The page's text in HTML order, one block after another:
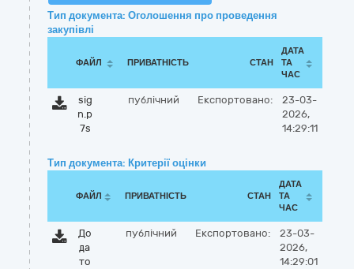
Тип документа: Оголошення про проведення
закупівлі
ФАЙЛ ПРИВАТНІСТЬ СТАН
ДАТА
ТА
ЧАС
sig
n.p
7s
публічний Експортовано:
23-03-
2026,
14:29:11
Тип документа: Критерії оцінки
ФАЙЛ ПРИВАТНІСТЬ СТАН
ДАТА
ТА
ЧАС
До
да
то
публічний Експортовано:
23-03-
2026,
14:29:01